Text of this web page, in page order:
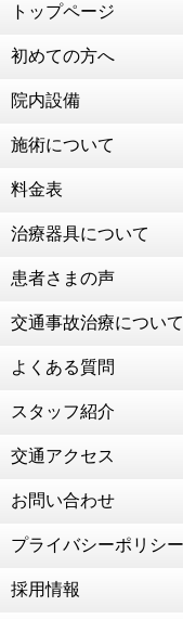
交通事故治療 強
こう見えて食べる
124年ぶりの節分
成人のお祝いをい
お子様連れの患者
２０２０年 あり
年末年始のお知ら
トップページ
初めての方へ
院内設備
施術について
料金表
治療器具について
患者さまの声
交通事故治療について
よくある質問
スタッフ紹介
交通アクセス
お問い合わせ
プライバシーポリシー
採用情報